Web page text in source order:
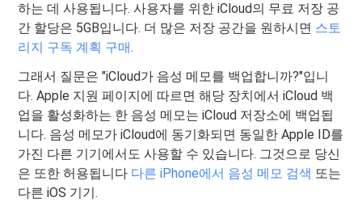
하는 데 사용됩니다. 사용자를 위한 iCloud의 무료 저장 공
간 할당은 5GB입니다. 더 많은 저장 공간을 원하시면 스토
리지 구독 계획 구매.
그래서 질문은 "iCloud가 음성 메모를 백업합니까?"입니
다. Apple 지원 페이지에 따르면 해당 장치에서 iCloud 백
업을 활성화하는 한 음성 메모는 iCloud 저장소에 백업됩
니다. 음성 메모가 iCloud에 동기화되면 동일한 Apple ID를
가진 다른 기기에서도 사용할 수 있습니다. 그것으로 당신
은 또한 허용됩니다 다른 iPhone에서 음성 메모 검색 또는
다른 iOS 기기.